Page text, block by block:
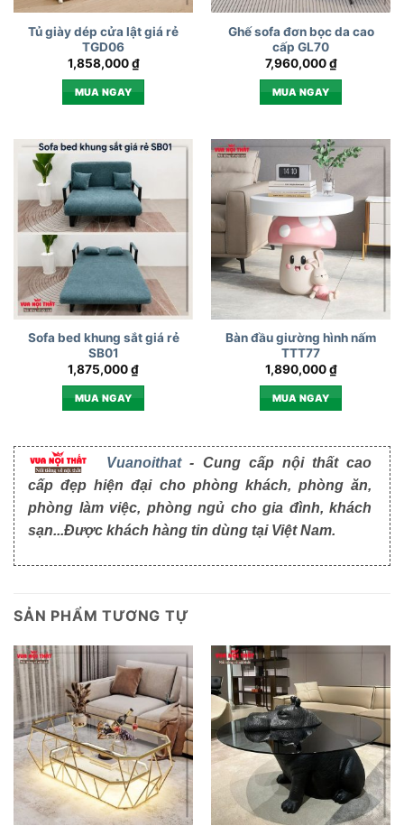
Tủ giày dép cửa lật giá rẻ
TGD06
1,858,000₫
MUA NGAY
Ghế sofa đơn bọc da cao
cấp GL70
7,960,000₫
MUA NGAY
Sofa bed khung sắt giá rẻ
SB01
1,875,000₫
MUA NGAY
Bàn đầu giường hình nấm
TTT77
1,890,000₫
MUA NGAY
Vuanoithat- Cung cấp nội thất cao
cấp đẹp hiện đại cho phòng khách, phòng ăn,
phòng làm việc, phòng ngủ cho gia đình, khách
sạn...Được khách hàng tin dùng tại Việt Nam.
SẢN PHẨM TƯƠNG TỰ